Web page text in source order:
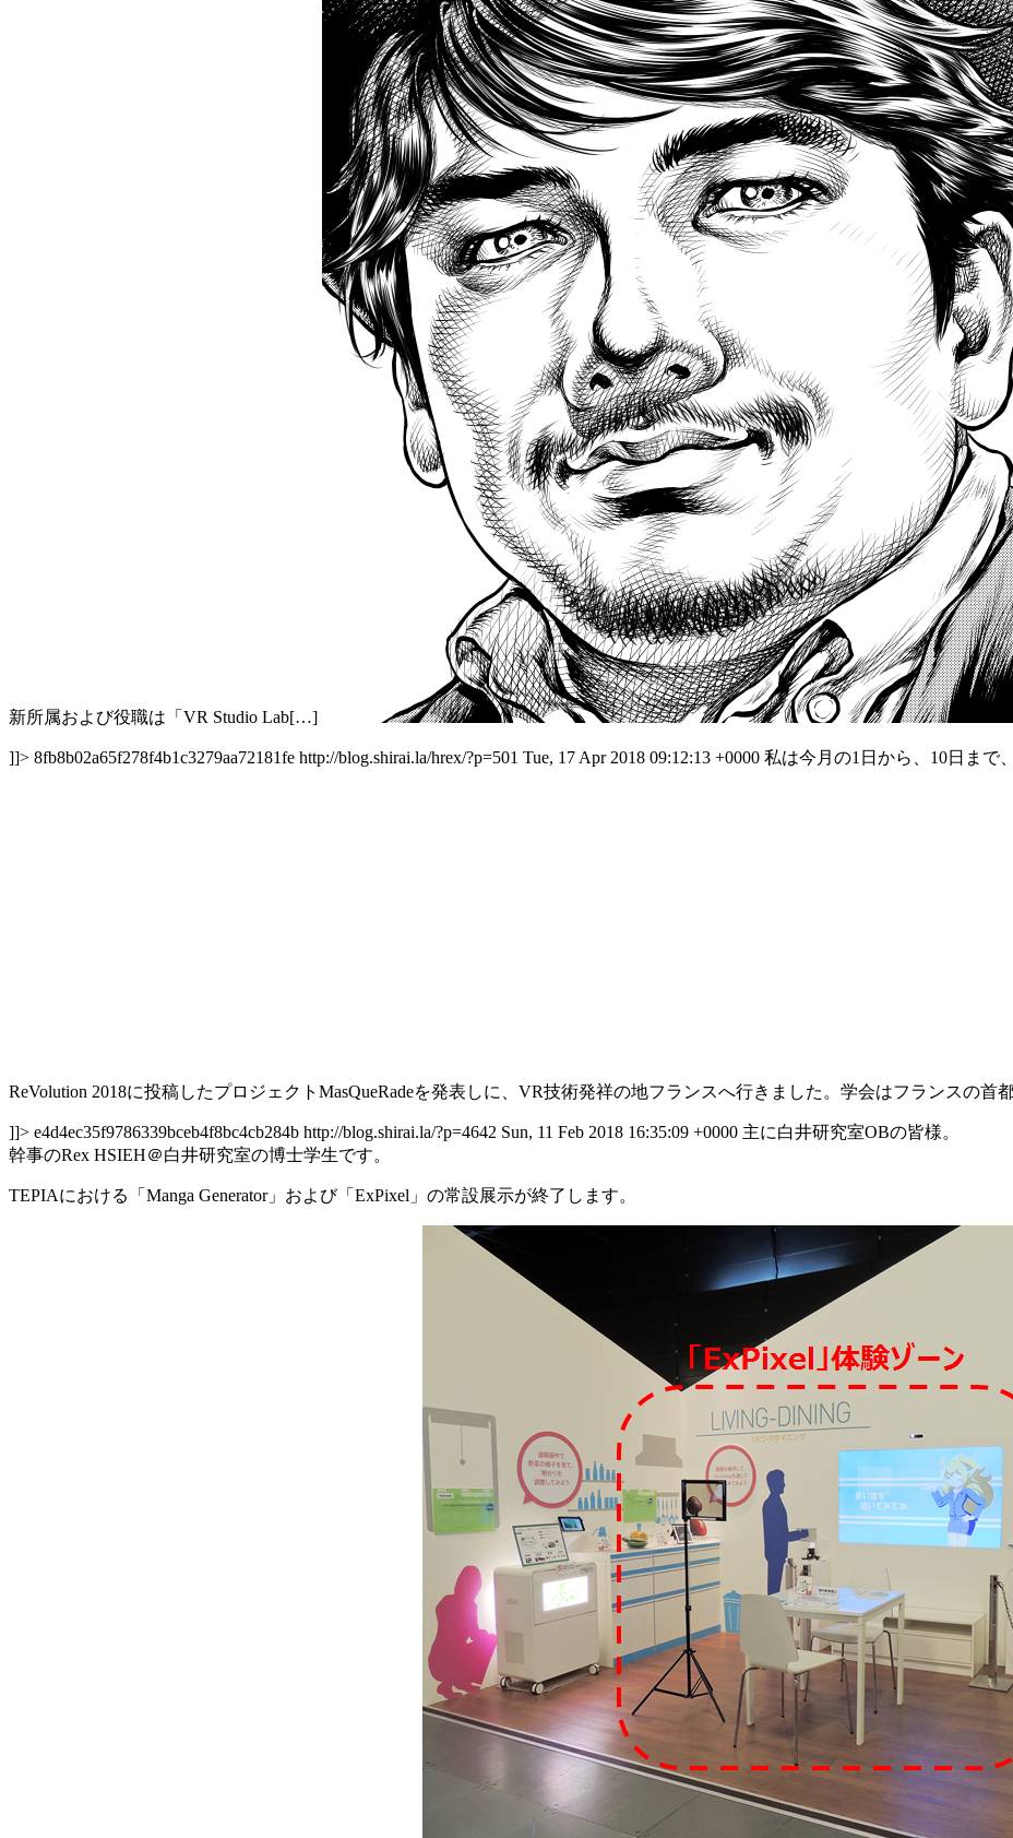
新所属および役職は「VR Studio Lab[…]
]]> 8fb8b02a65f278f4b1c3279aa72181fe http://blog.shirai.la/hrex/?p=501 Tue, 17 Apr 2018 09:12:13 +0000 私は今月の1日から、10日まで
ReVolution 2018に投稿したプロジェクトMasQueRadeを発表しに、VR技術発祥の地フランスへ行きました。学会はフランスの首
]]> e4d4ec35f9786339bceb4f8bc4cb284b http://blog.shirai.la/?p=4642 Sun, 11 Feb 2018 16:35:09 +0000 主に白井研究室OBの皆様。
幹事のRex HSIEH＠白井研究室の博士学生です。
TEPIAにおける「Manga Generator」および「ExPixel」の常設展示が終了します。